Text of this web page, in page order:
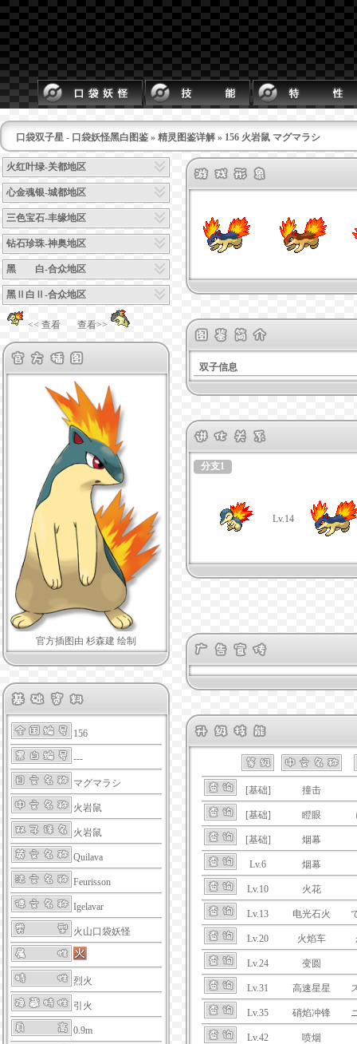
口袋双子星 - 口袋妖怪黑白图鉴 » 精灵图鉴详解 » 156 火岩鼠 マグマラシ
火红叶绿-关都地区
心金魂银-城都地区
三色宝石-丰缘地区
钻石珍珠-神奥地区
黑 白-合众地区
黑Ⅱ白Ⅱ-合众地区
<< 查看 查看>>
官方插图由 杉森建 绘制
156
---
マグマラシ
火岩鼠
火岩鼠
Quilava
Feurisson
Igelavar
火山口袋妖怪
烈火
引火
0.9m
双子信息
分支1
Lv.14
[基础] 撞击
[基础] 瞪眼
[基础] 烟幕
Lv.6 烟幕
Lv.10 火花
Lv.13 电光石火
Lv.20 火焰车
Lv.24 变圆
Lv.31 高速星星
Lv.35 硝焰冲锋
Lv.42 喷烟